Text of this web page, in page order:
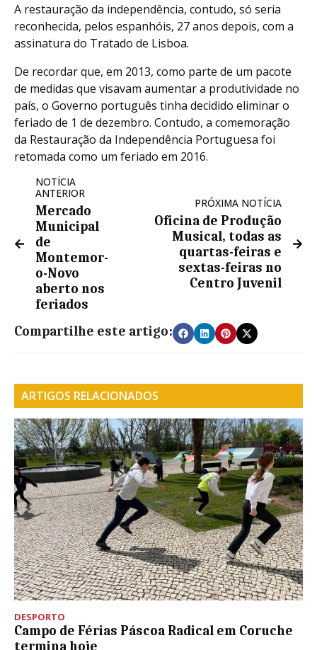
A restauração da independência, contudo, só seria
reconhecida, pelos espanhóis, 27 anos depois, com a
assinatura do Tratado de Lisboa.
De recordar que, em 2013, como parte de um pacote
de medidas que visavam aumentar a produtividade no
país, o Governo português tinha decidido eliminar o
feriado de 1 de dezembro. Contudo, a comemoração
da Restauração da Independência Portuguesa foi
retomada como um feriado em 2016.
NOTÍCIA
ANTERIOR
Mercado
Municipal
de
Montemor-
o-Novo
aberto nos
feriados
PRÓXIMA NOTÍCIA
Oficina de Produção
Musical, todas as
quartas-feiras e
sextas-feiras no
Centro Juvenil
Compartilhe este artigo:
ARTIGOS RELACIONADOS
DESPORTO
Campo de Férias Páscoa Radical em Coruche
termina hoje